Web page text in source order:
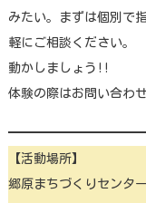
みたい。まずは個別で
軽にご相談ください。
動かしましょう!!
体験の際はお問い合わ
【活動場所】
郷原まちづくりセンタ